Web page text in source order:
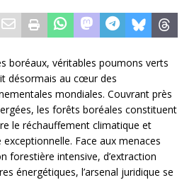
boréaux, véritables poumons verts
désormais au cœur des
mondiales. Couvrant près
les forêts boréales constituent
le réchauffement climatique et
Face aux menaces
forestière intensive, d’extraction
énergétiques, l’arsenal juridique se